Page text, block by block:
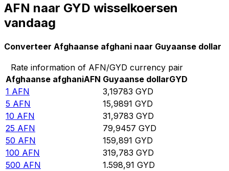
AFN naar GYD wisselkoersen
vandaag
Converteer Afghaanse afghani naar Guyaanse dollar
Rate information of AFN/GYD currency pair
Afghaanse afghaniAFN Guyaanse dollarGYD
1 AFN 3,19783 GYD
5 AFN 15,9891 GYD
10 AFN 31,9783 GYD
25 AFN 79,9457 GYD
50 AFN 159,891 GYD
100 AFN 319,783 GYD
500 AFN 1.598,91 GYD